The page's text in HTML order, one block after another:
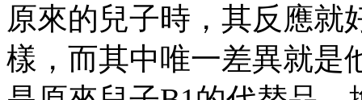
原來的兒子時，其反應就
樣，而其中唯一差異就是